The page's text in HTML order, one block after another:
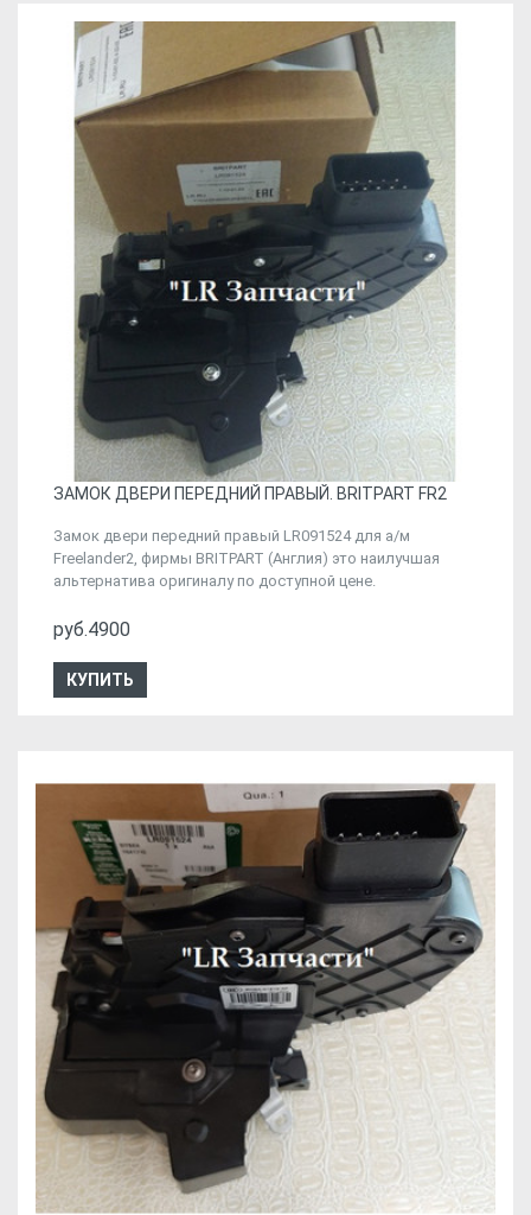
ЗАМОК ДВЕРИ ПЕРЕДНИЙ ПРАВЫЙ. BRITPART FR2
Замок двери передний правый LR091524 для а/м
Freelander2, фирмы BRITPART (Англия) это наилучшая
альтернатива оригиналу по доступной цене.
руб.4900
КУПИТЬ